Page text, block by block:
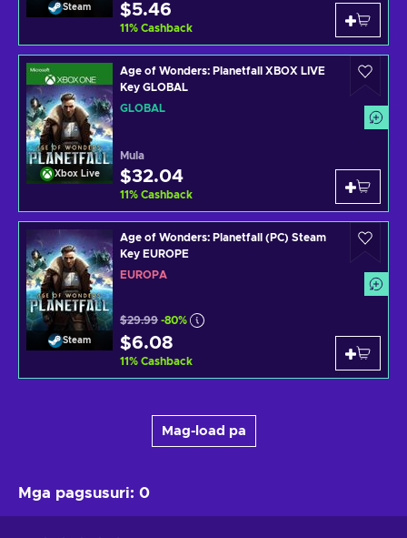
Steam $5.46
11% Cashback
Xbox Live
Age of Wonders: Planetfall XBOX LIVE
Key GLOBAL
GLOBAL
Mula
$32.04
11% Cashback
Steam
Age of Wonders: Planetfall (PC) Steam
Key EUROPE
EUROPA
$29.99 -80%
$6.08
11% Cashback
Mag-load pa
Mga pagsusuri: 0